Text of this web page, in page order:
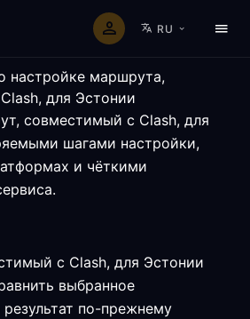
RU
настройке маршрута,
для Эстонии
совместимый с Clash, для
шагами настройки,
и чёткими
с Clash, для Эстонии
выбранное
по-прежнему